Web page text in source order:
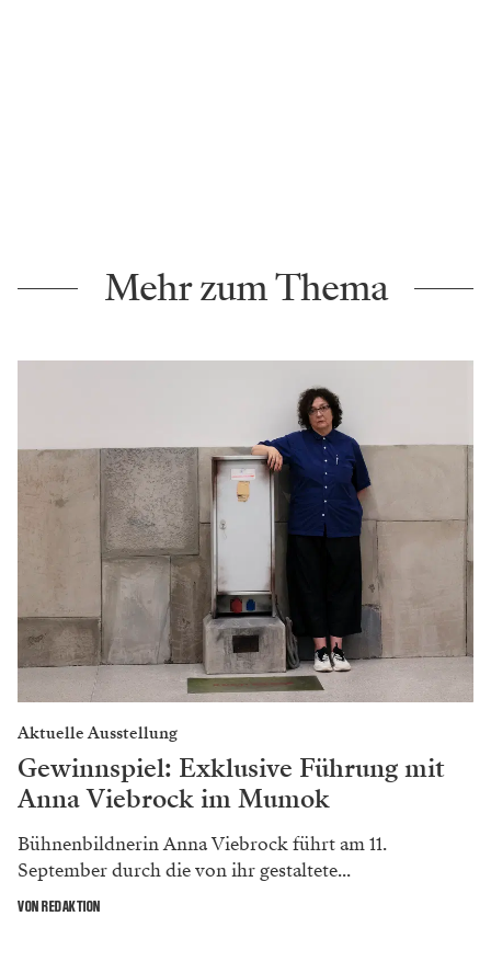
Mehr zum Thema
Aktuelle Ausstellung
Gewinnspiel: Exklusive Führung mit
Anna Viebrock im Mumok
Bühnenbildnerin Anna Viebrock führt am 11.
September durch die von ihr gestaltete...
VON REDAKTION